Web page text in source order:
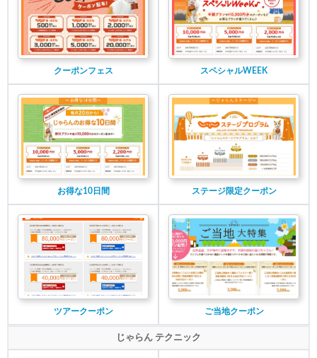
クーポンフェス スペシャルWEEK
お得な10日間 ステージ限定クーポン
ツアークーポン ご当地クーポン
じゃらん テクニック